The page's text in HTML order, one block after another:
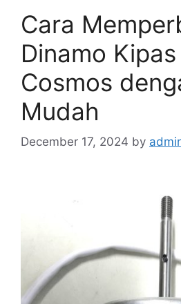
Cara
Dinamo
Cosmos
Mudah
December 17, 2024 by